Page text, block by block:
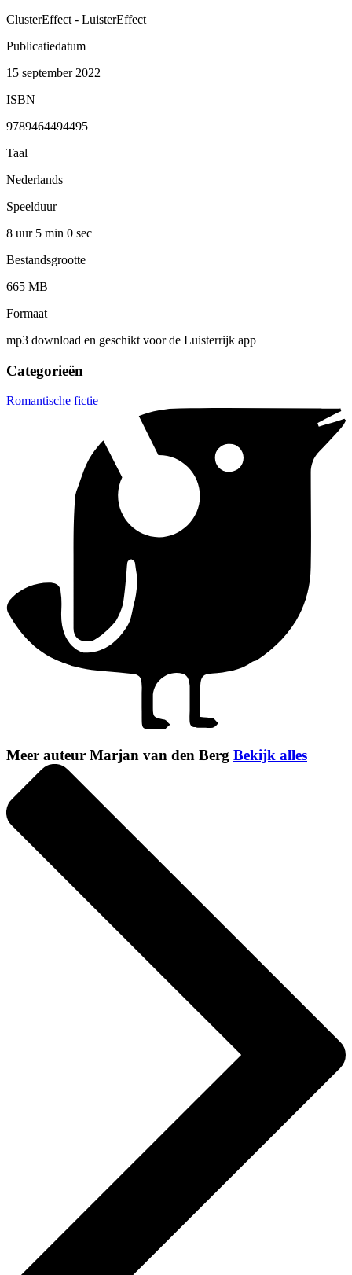
ClusterEffect - LuisterEffect
Publicatiedatum
15 september 2022
ISBN
9789464494495
Taal
Nederlands
Speelduur
8 uur 5 min 0 sec
Bestandsgrootte
665 MB
Formaat
mp3 download en geschikt voor de Luisterrijk app
Categorieën
Romantische fictie
Meer auteur Marjan van den Berg Bekijk alles